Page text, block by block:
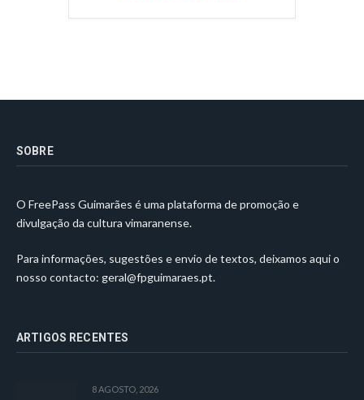
SOBRE
O FreePass Guimarães é uma plataforma de promoção e
divulgação da cultura vimaranense.
Para informações, sugestões e envio de textos, deixamos aqui o
nosso contacto: geral@fpguimaraes.pt.
ARTIGOS RECENTES
8 AGOSTO, 2026